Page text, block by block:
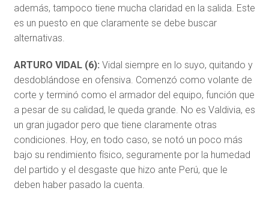
además, tampoco tiene mucha claridad en la salida. Este
es un puesto en que claramente se debe buscar
alternativas.
ARTURO VIDAL (6): Vidal siempre en lo suyo, quitando y
desdoblándose en ofensiva. Comenzó como volante de
corte y terminó como el armador del equipo, función que
a pesar de su calidad, le queda grande. No es Valdivia, es
un gran jugador pero que tiene claramente otras
condiciones. Hoy, en todo caso, se notó un poco más
bajo su rendimiento físico, seguramente por la humedad
del partido y el desgaste que hizo ante Perú, que le
deben haber pasado la cuenta.